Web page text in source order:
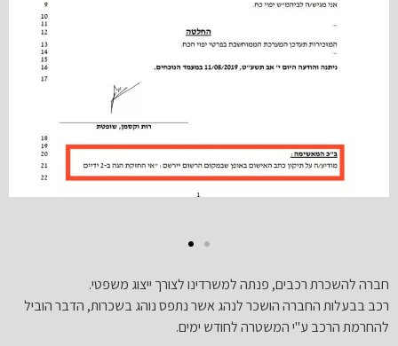
חברה להשכרת רכבים, פנתה למשרדינו לצורך ייצוג משפטי.
רכב בבעלות החברה הושכר לנהג אשר נתפס נוהג בשכרות, הדבר הוביל
להחרמת הרכב ע"י המשטרה לחודש ימים.